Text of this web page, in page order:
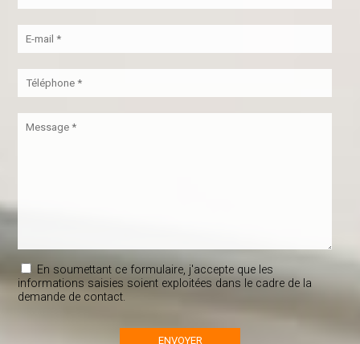
En soumettant ce formulaire, j'accepte que les
informations saisies soient exploitées dans le cadre de la
demande de contact.